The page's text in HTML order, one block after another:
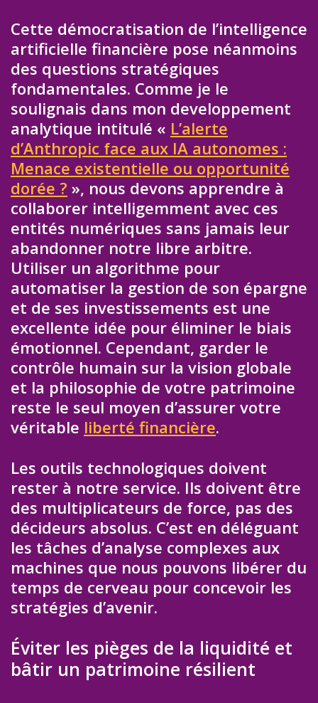
Cette démocratisation de l’intelligence
artificielle financière pose néanmoins
des questions stratégiques
fondamentales. Comme je le
soulignais dans mon developpement
analytique intitulé « L’alerte
d’Anthropic face aux IA autonomes :
Menace existentielle ou opportunité
dorée ? », nous devons apprendre à
collaborer intelligemment avec ces
entités numériques sans jamais leur
abandonner notre libre arbitre.
Utiliser un algorithme pour
automatiser la gestion de son épargne
et de ses investissements est une
excellente idée pour éliminer le biais
émotionnel. Cependant, garder le
contrôle humain sur la vision globale
et la philosophie de votre patrimoine
reste le seul moyen d’assurer votre
véritable liberté financière.
Les outils technologiques doivent
rester à notre service. Ils doivent être
des multiplicateurs de force, pas des
décideurs absolus. C’est en déléguant
les tâches d’analyse complexes aux
machines que nous pouvons libérer du
temps de cerveau pour concevoir les
stratégies d’avenir.
Éviter les pièges de la liquidité et
bâtir un patrimoine résilient